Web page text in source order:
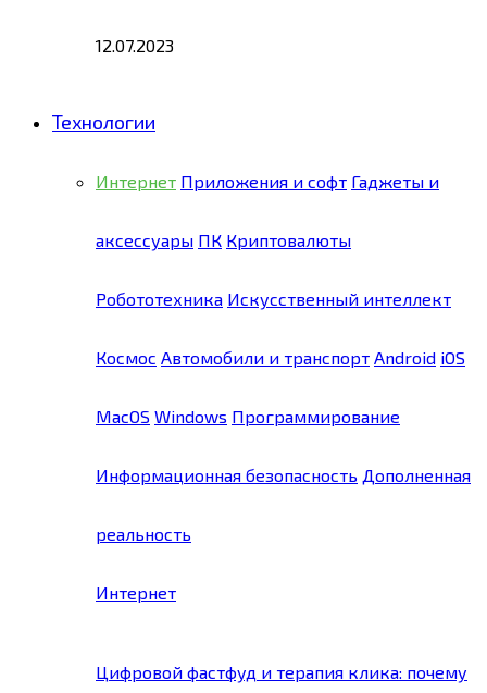
12.07.2023
Технологии
Интернет Приложения и софт Гаджеты и
аксессуары ПК Криптовалюты
Робототехника Искусственный интеллект
Космос Автомобили и транспорт Android iOS
MacOS Windows Программирование
Информационная безопасность Дополненная
реальность
Интернет
Цифровой фастфуд и терапия клика: почему